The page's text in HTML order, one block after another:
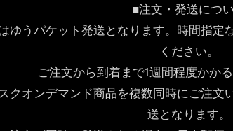
■注文・発送につ
ゆうパケット発送となります。時間指定
ください。
ご注文から到着まで1週間程度かか
クオンデマンド商品を複数同時にご注文
送となります。